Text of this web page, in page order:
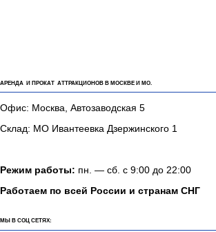
АРЕНДА И ПРОКАТ АТТРАКЦИОНОВ В МОСКВЕ И МО.
Офис: Москва, Автозаводская 5
Склад: МО Ивантеевка Дзержинского 1
Режим работы: пн. — сб. с 9:00 до 22:00
Работаем по всей России и странам СНГ
МЫ В СОЦ СЕТЯХ: